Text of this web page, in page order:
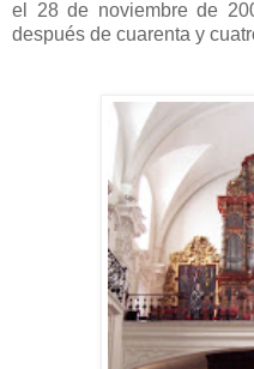
el 28 de noviembre de
después de cuarenta y